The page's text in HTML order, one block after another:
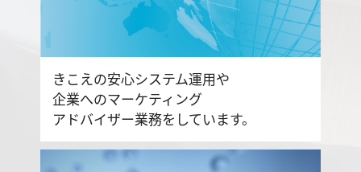
きこえの安心システム運用や
企業へのマーケティング
アドバイザー業務をしています。